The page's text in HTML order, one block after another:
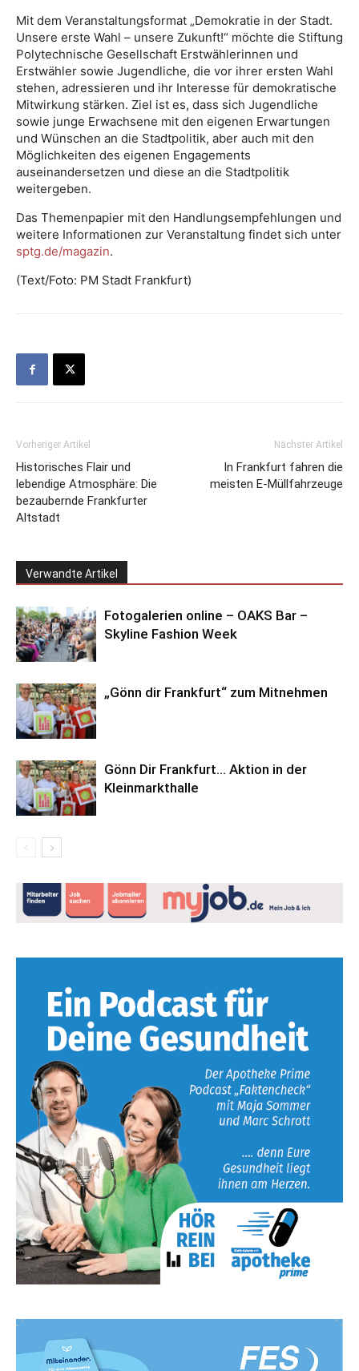
Mit dem Veranstaltungsformat „Demokratie in der Stadt.
Unsere erste Wahl – unsere Zukunft!“ möchte die Stiftung
Polytechnische Gesellschaft Erstwählerinnen und
Erstwähler sowie Jugendliche, die vor ihrer ersten Wahl
stehen, adressieren und ihr Interesse für demokratische
Mitwirkung stärken. Ziel ist es, dass sich Jugendliche
sowie junge Erwachsene mit den eigenen Erwartungen
und Wünschen an die Stadtpolitik, aber auch mit den
Möglichkeiten des eigenen Engagements
auseinandersetzen und diese an die Stadtpolitik
weitergeben.
Das Themenpapier mit den Handlungsempfehlungen und
weitere Informationen zur Veranstaltung findet sich unter
sptg.de/magazin.
(Text/Foto: PM Stadt Frankfurt)
Vorheriger Artikel
Historisches Flair und
lebendige Atmosphäre: Die
bezaubernde Frankfurter
Altstadt
Nächster Artikel
In Frankfurt fahren die
meisten E-Müllfahrzeuge
Verwandte Artikel
Fotogalerien online – OAKS Bar –
Skyline Fashion Week
„Gönn dir Frankfurt“ zum Mitnehmen
Gönn Dir Frankfurt… Aktion in der
Kleinmarkthalle